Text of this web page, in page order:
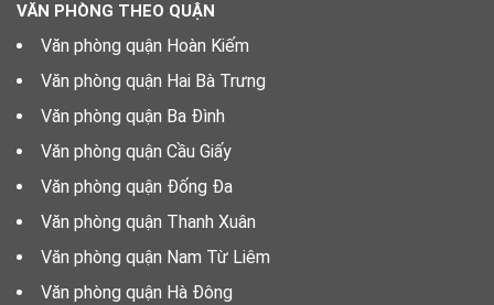
VĂN PHÒNG THEO QUẬN
Văn phòng quận Hoàn Kiếm
Văn phòng quận Hai Bà Trưng
Văn phòng quận Ba Đình
Văn phòng quận Cầu Giấy
Văn phòng quận Đống Đa
Văn phòng quận Thanh Xuân
Văn phòng quận Nam Từ Liêm
Văn phòng quận Hà Đông